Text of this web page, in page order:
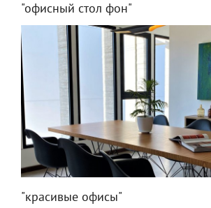
"офисный стол фон"
"красивые офисы"